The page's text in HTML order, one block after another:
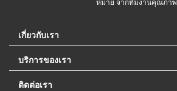
เกี่ยวกับเรา
บริการของเรา
ติดต่อเรา